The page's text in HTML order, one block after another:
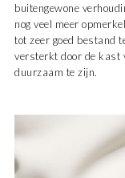
buitengewone
nog veel meer
tot zeer goed bestand
versterkt door de kast
duurzaam te zijn.